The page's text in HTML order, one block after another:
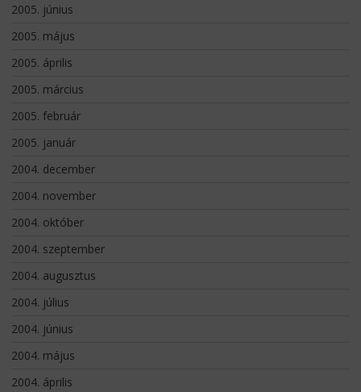
2005. június
2005. május
2005. április
2005. március
2005. február
2005. január
2004. december
2004. november
2004. október
2004. szeptember
2004. augusztus
2004. július
2004. június
2004. május
2004. április